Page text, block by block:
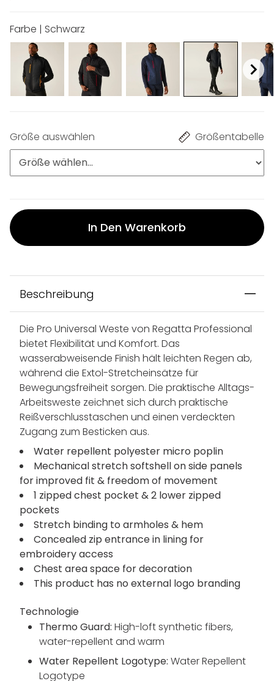
Farbe | Schwarz
Größe auswählen Größentabelle
In Den Warenkorb
Beschreibung
Die Pro Universal Weste von Regatta Professional
bietet Flexibilität und Komfort. Das
wasserabweisende Finish hält leichten Regen ab,
während die Extol-Stretcheinsätze für
Bewegungsfreiheit sorgen. Die praktische Alltags-
Arbeitsweste zeichnet sich durch praktische
Reißverschlusstaschen und einen verdeckten
Zugang zum Besticken aus.
Water repellent polyester micro poplin
Mechanical stretch softshell on side panels
for improved fit & freedom of movement
1 zipped chest pocket & 2 lower zipped
pockets
Stretch binding to armholes & hem
Concealed zip entrance in lining for
embroidery access
Chest area space for decoration
This product has no external logo branding
Technologie
Thermo Guard: High-loft synthetic fibers,
water-repellent and warm
Water Repellent Logotype: Water Repellent
Logotype